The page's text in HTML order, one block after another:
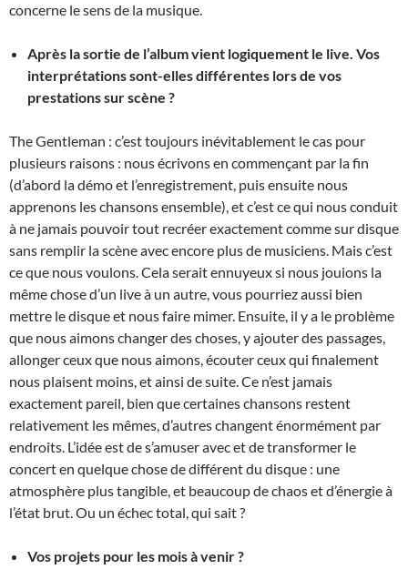
concerne le sens de la musique.
Après la sortie de l’album vient logiquement le live. Vos
interprétations sont-elles différentes lors de vos
prestations sur scène ?
The Gentleman : c’est toujours inévitablement le cas pour
plusieurs raisons : nous écrivons en commençant par la fin
(d’abord la démo et l’enregistrement, puis ensuite nous
apprenons les chansons ensemble), et c’est ce qui nous conduit
à ne jamais pouvoir tout recréer exactement comme sur disque
sans remplir la scène avec encore plus de musiciens. Mais c’est
ce que nous voulons. Cela serait ennuyeux si nous jouions la
même chose d’un live à un autre, vous pourriez aussi bien
mettre le disque et nous faire mimer. Ensuite, il y a le problème
que nous aimons changer des choses, y ajouter des passages,
allonger ceux que nous aimons, écouter ceux qui finalement
nous plaisent moins, et ainsi de suite. Ce n’est jamais
exactement pareil, bien que certaines chansons restent
relativement les mêmes, d’autres changent énormément par
endroits. L’idée est de s’amuser avec et de transformer le
concert en quelque chose de différent du disque : une
atmosphère plus tangible, et beaucoup de chaos et d’énergie à
l’état brut. Ou un échec total, qui sait ?
Vos projets pour les mois à venir ?